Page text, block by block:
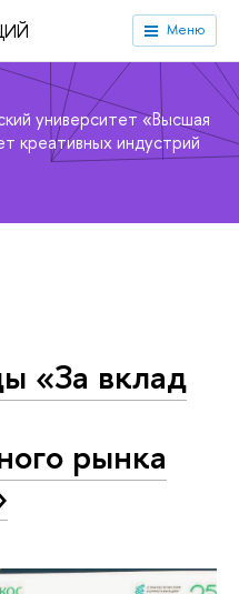
Меню
университет «Высшая
креативных индустрий
«За вклад
рынка